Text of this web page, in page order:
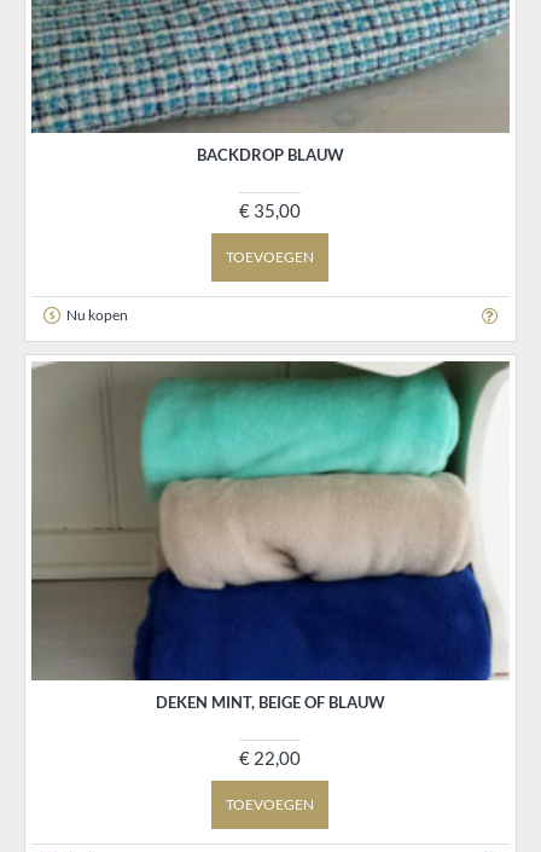
BACKDROP BLAUW
€ 35,00
TOEVOEGEN
Nu kopen
DEKEN MINT, BEIGE OF BLAUW
€ 22,00
TOEVOEGEN